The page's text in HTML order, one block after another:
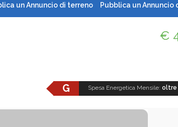
un Annuncio di terreno Pubblica un Annuncio
€
Spesa Energetica Mensile: oltre
G